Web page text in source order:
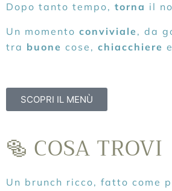
Dopo tanto tempo, torna il
Un momento conviviale , da
tra buone cose, chiacchiere e
SCOPRI IL MENÙ
🥯 COSA TROVI
Un brunch ricco, fatto come